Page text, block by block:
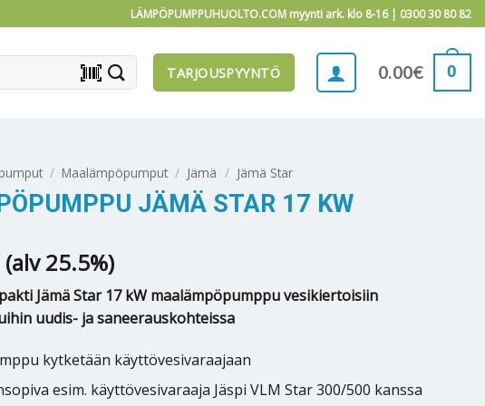
LÄMPÖPUMPPUHUOLTO.COM myynti ark. klo 8-16 | 0300 30 80 82
barcode_scanner TARJOUSPYYNTÖ 0.00€ 0
/ Maalämpöpumput / Jämä / Jämä Star
JÄMÄ STAR 17 KW
(alv 25.5%)
Jämä Star 17 kW maalämpöpumppu vesikiertoisiin
uudis- ja saneerauskohteissa
kytketään käyttövesivaraajaan
esim. käyttövesivaraaja Jäspi VLM Star 300/500 kanssa